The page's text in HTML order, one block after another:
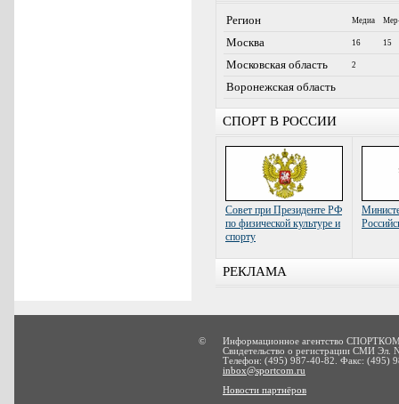
Регион Медиа
Москва 16 15
Московская область 2
Воронежская область
СПОРТ В РОССИИ
Совет при Президенте РФ
по физической культуре и
спорту
РЕКЛАМА
©
Информационное агентство
Свидетельство о регистрации СМИ Эл.
Телефон: (495) 987-40-82. Факс: (495)
inbox@sportcom.ru
Новости партнёров